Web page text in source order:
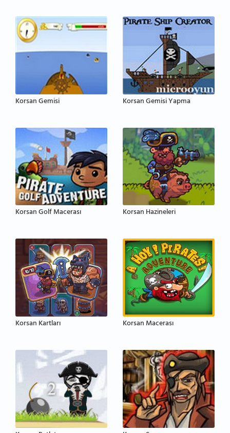
Korsan Gemisi Korsan Gemisi Yapma
Korsan Golf Macerası Korsan Hazineleri
Korsan Kartları Korsan Macerası